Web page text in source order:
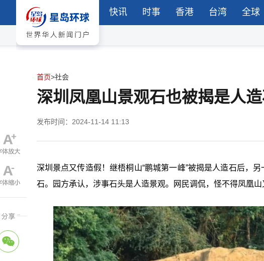
快讯 时事 香港 台湾 全球
首页>社会
深圳凤凰山景观石也被揭是人
发布时间：2024-11-14 11:13
深圳景点又传造假！继梧桐山“鹏城第一峰”被揭是人造石后，
石。园方承认，涉事石头是人造景观。网民调侃，怪不得凤凰山